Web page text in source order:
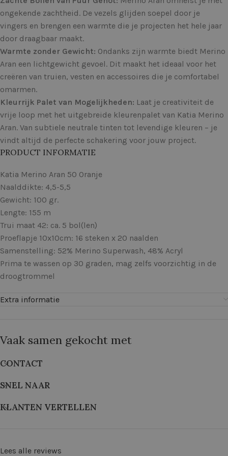
ongekende zachtheid. De vezels glijden soepel door je
vingers en brengen een warmte die je projecten het hele jaar
door draagbaar maakt.
Warmte zonder Gewicht: Ondanks zijn warmte biedt Merino
Aran een lichtgewicht gevoel. Dit maakt het ideaal voor het
creëren van truien, vesten en accessoires die je comfortabel
omarmen.
Kleurrijk Palet van Mogelijkheden: Laat je creativiteit de
vrije loop met het uitgebreide kleurenpalet van Katia Merino
Aran. Van subtiele neutrale tinten tot levendige kleuren – je
vindt altijd de perfecte schakering voor jouw project.
PRODUCT INFORMATIE
Katia Merino Aran 50 Oranje
Naalddikte: 4,5-5,5
Gewicht: 100 gr.
Lengte: 155 m
Trui maat 42: ca. 5 bol(len)
Proeflapje 10x10cm: 16 steken x 20 naalden
Samenstelling: 52% Merino Superwash, 48% Acryl
Prima te wassen op 30 graden, mag zelfs voorzichtig in de
droogtrommel
Extra informatie
Vaak samen gekocht met
CONTACT
SNEL NAAR
KLANTEN VERTELLEN
Lees alle reviews